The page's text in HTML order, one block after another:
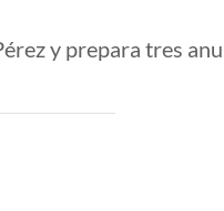
y prepara tres